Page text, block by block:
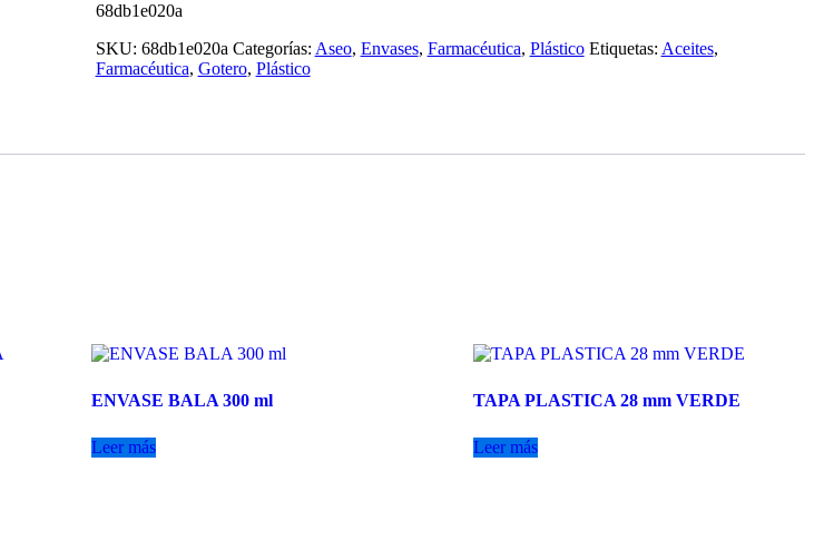
68db1e020a
SKU: 68db1e020a Categorías: Aseo, Envases, Farmacéutica, Plástico Etiquetas: Aceites,
Farmacéutica, Gotero, Plástico
ENVASE BALA 300 ml
Leer más
TAPA PLASTICA 28 mm VERDE
Leer más